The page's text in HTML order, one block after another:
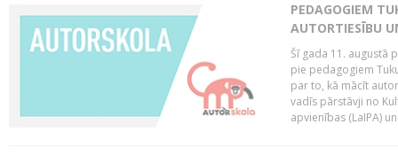
PEDAGOGIEM
AUTORTIESĪBU
Šī gada 11. augustā
pie pedagogiem
par to, kā mācīt
vadīs pārstāvji no
apvienības (LaIPA)